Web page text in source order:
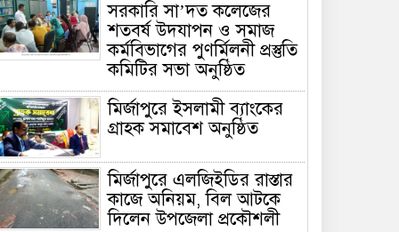
সরকারি সা’দত কলেজের
শতবর্ষ উদযাপন ও সমাজ
কর্মবিভাগের পুণর্মিলনী প্রস্তুতি
কমিটির সভা অনুষ্ঠিত
মির্জাপুরে ইসলামী ব্যাংকের
গ্রাহক সমাবেশ অনুষ্ঠিত
মির্জাপুরে এলজিইডির রাস্তার
কাজে অনিয়ম, বিল আটকে
দিলেন উপজেলা প্রকৌশলী